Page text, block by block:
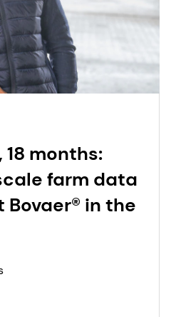
months:
farm data
in the